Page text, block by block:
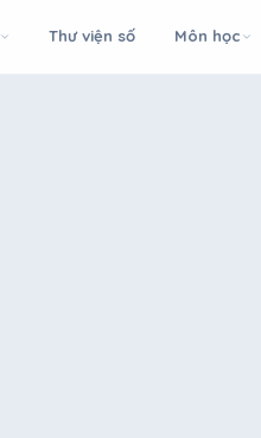
Thư viện số Môn học